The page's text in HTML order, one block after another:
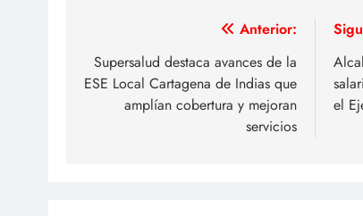
de
entradas
Anterior:
Supersalud destaca avances de la
ESE Local Cartagena de Indias que
amplían cobertura y mejoran
servicios
el